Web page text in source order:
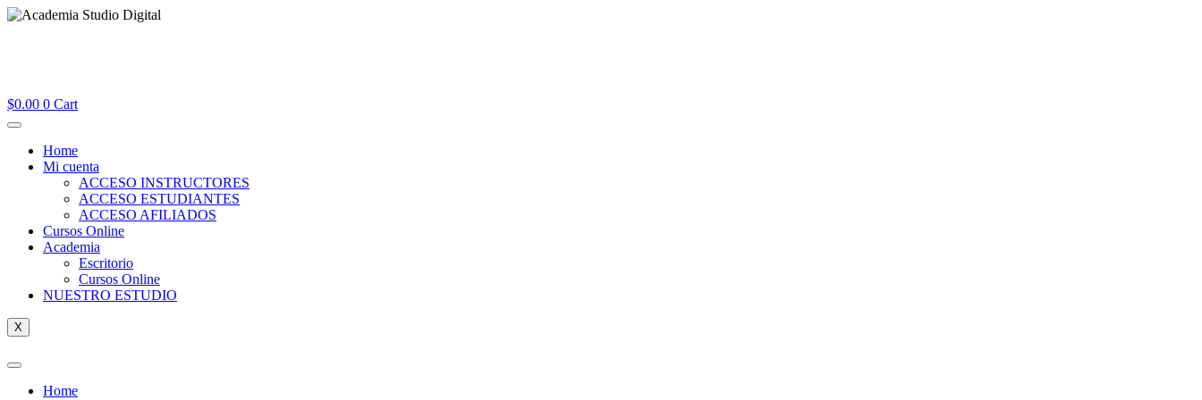
$0.00 0 Cart
Home
Mi cuenta
ACCESO INSTRUCTORES
ACCESO ESTUDIANTES
ACCESO AFILIADOS
Cursos Online
Academia
Escritorio
Cursos Online
NUESTRO ESTUDIO
X
Home